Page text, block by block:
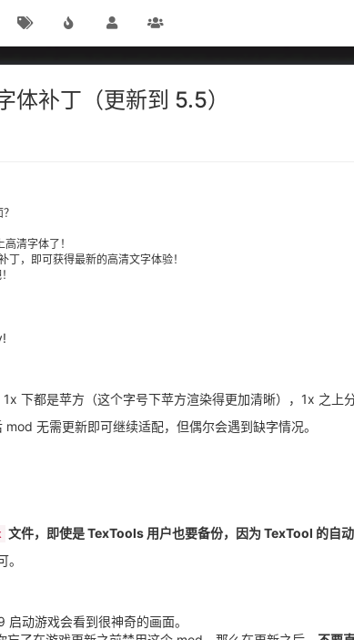
体补丁（更新到 5.5）
清字体了！
，即可获得最新的高清文字体验！
下都是苹方（这个字号下苹方渲染得更加清晰），1x 之上
无需更新即可继续适配，但偶尔会遇到缺字情况。
文件，即使是 TexTools 用户也要备份，因为 TexTool 的自动
动游戏会看到很神奇的画面。